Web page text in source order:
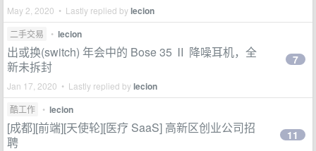
May 2, 2020 • Lastly replied bylecion
二手交易 • lecion
出或换(switch) 年会中的 Bose 35 Ⅱ 降噪耳机，全
新未拆封
Jan 17, 2020 • Lastly replied bylecion
7
酷工作 • lecion
[成都][前端][天使轮][医疗 SaaS] 高新区创业公司招
聘
11